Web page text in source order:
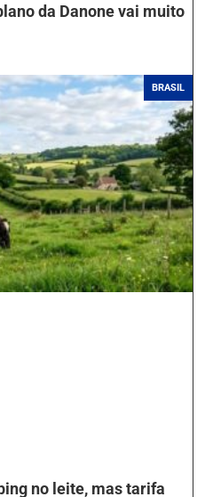
da Danone vai muito
BRASIL
no leite, mas tarifa